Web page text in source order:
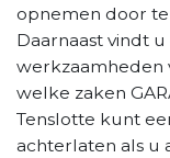
opnemen door
Daarnaast vindt
werkzaamheden
welke zaken
Tenslotte kunt
achterlaten als u